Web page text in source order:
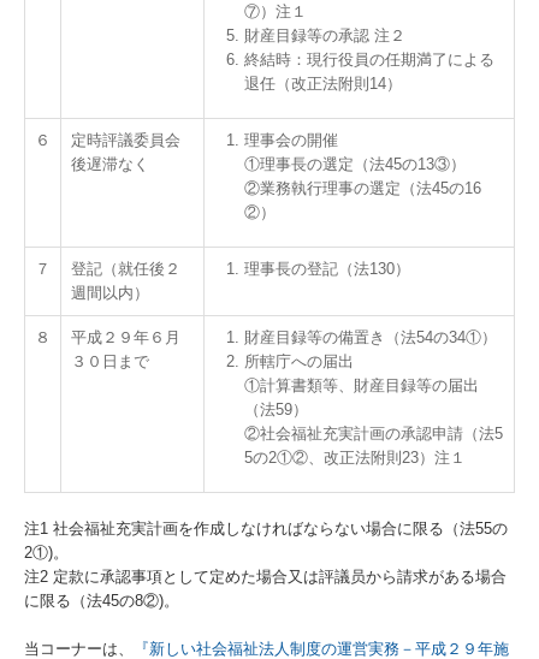
⑦）注１
財産目録等の承認 注２
終結時：現行役員の任期満了による
退任（改正法附則14）
６
定時評議委員会
後遅滞なく
理事会の開催
①理事長の選定（法45の13③）
②業務執行理事の選定（法45の16
②）
７
登記（就任後２
週間以内）
理事長の登記（法130）
８
平成２９年６月
３０日まで
財産目録等の備置き（法54の34①）
所轄庁への届出
①計算書類等、財産目録等の届出
（法59）
②社会福祉充実計画の承認申請（法5
5の2①②、改正法附則23）注１
注1 社会福祉充実計画を作成しなければならない場合に限る（法55の
2①)。
注2 定款に承認事項として定めた場合又は評議员から請求がある場合
に限る（法45の8②)。
当コーナーは、
『新しい社会福祉法人制度の運営実務－平成２９年施